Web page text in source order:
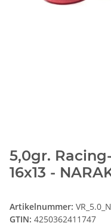
5,0gr.
16x13 -
Artikelnummer:
GTIN: 4250362411747